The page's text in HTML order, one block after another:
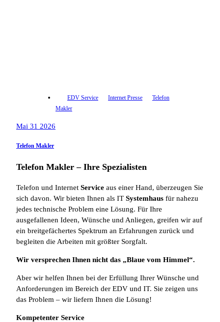
EDV Service Internet Presse
Telefon
Makler
Mai 31 2026
Telefon Makler
Telefon Makler – Ihre Spezialisten
Telefon und Internet Service aus einer Hand, überzeugen Sie
sich davon. Wir bieten Ihnen als IT Systemhaus für nahezu
jedes technische Problem eine Lösung. Für Ihre
ausgefallenen Ideen, Wünsche und Anliegen, greifen wir auf
ein breitgefächertes Spektrum an Erfahrungen zurück und
begleiten die Arbeiten mit größter Sorgfalt.
Wir versprechen Ihnen nicht das „Blaue vom Himmel“.
Aber wir helfen Ihnen bei der Erfüllung Ihrer Wünsche und
Anforderungen im Bereich der EDV und IT. Sie zeigen uns
das Problem – wir liefern Ihnen die Lösung!
Kompetenter Service